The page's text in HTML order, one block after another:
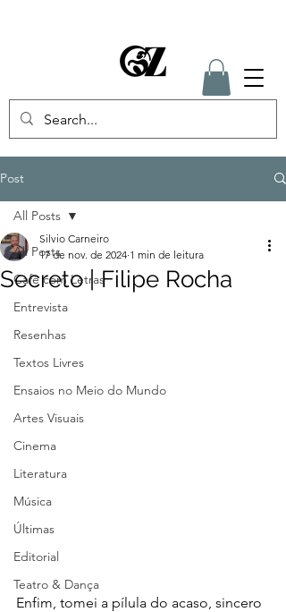
Post
All Posts
Café com Letras
Entrevista
Resenhas
Textos Livres
Ensaios no Meio do Mundo
Artes Visuais
Cinema
Literatura
Música
Últimas
Editorial
Teatro & Dança
All Posts
Secreto | Filipe Rocha
Silvio Carneiro
17 de nov. de 2024 1 min de leitura
Enfim, tomei a pílula do acaso, sincero